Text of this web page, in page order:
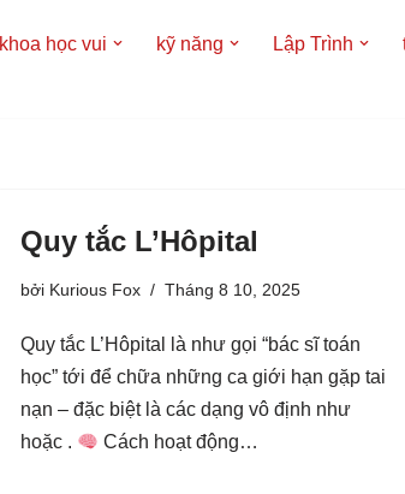
khoa học vui kỹ năng Lập Trình
Quy tắc L’Hôpital
bởi Kurious Fox Tháng 8 10, 2025
Quy tắc L’Hôpital là như gọi “bác sĩ toán
học” tới để chữa những ca giới hạn gặp tai
nạn – đặc biệt là các dạng vô định như
hoặc .
Cách hoạt động…